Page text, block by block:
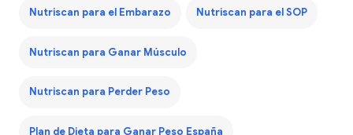
Nutriscan para el Embarazo Nutriscan para el SOP
Nutriscan para Ganar Músculo
Nutriscan para Perder Peso
Plan de Dieta para Ganar Peso España